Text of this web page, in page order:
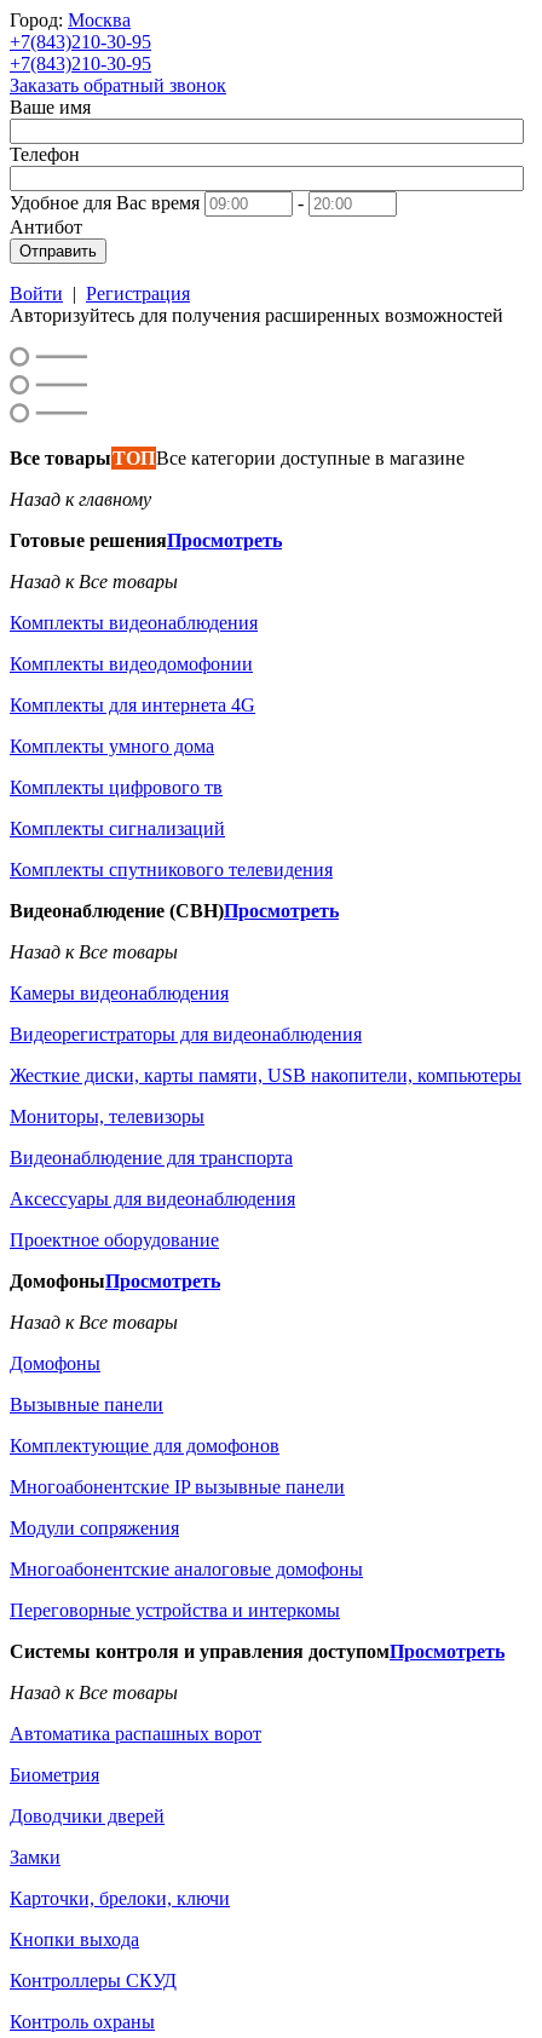
Город: Москва
+7(843)210-30-95
+7(843)210-30-95
Заказать обратный звонок
Ваше имя
Телефон
Удобное для Вас время
-
Антибот
Отправить
Войти | Регистрация
Авторизуйтесь для получения расширенных возможностей
Все товарыТОПВсе категории доступные в магазине
Назад к главному
Готовые решенияПросмотреть
Назад к Все товары
Комплекты видеонаблюдения
Комплекты видеодомофонии
Комплекты для интернета 4G
Комплекты умного дома
Комплекты цифрового тв
Комплекты сигнализаций
Комплекты спутникового телевидения
Видеонаблюдение (СВН)Просмотреть
Назад к Все товары
Камеры видеонаблюдения
Видеорегистраторы для видеонаблюдения
Жесткие диски, карты памяти, USB накопители, компьютеры
Мониторы, телевизоры
Видеонаблюдение для транспорта
Аксессуары для видеонаблюдения
Проектное оборудование
ДомофоныПросмотреть
Назад к Все товары
Домофоны
Вызывные панели
Комплектующие для домофонов
Многоабонентские IP вызывные панели
Модули сопряжения
Многоабонентские аналоговые домофоны
Переговорные устройства и интеркомы
Системы контроля и управления доступомПросмотреть
Назад к Все товары
Автоматика распашных ворот
Биометрия
Доводчики дверей
Замки
Карточки, брелоки, ключи
Кнопки выхода
Контроллеры СКУД
Контроль охраны